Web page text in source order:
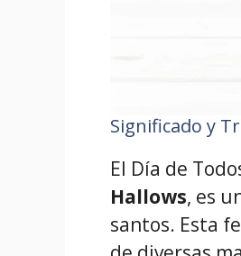
Significado y
El Día de
Hallows, es
santos. Esta